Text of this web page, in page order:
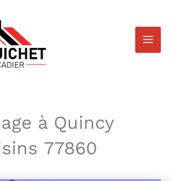
à Quincy
77860